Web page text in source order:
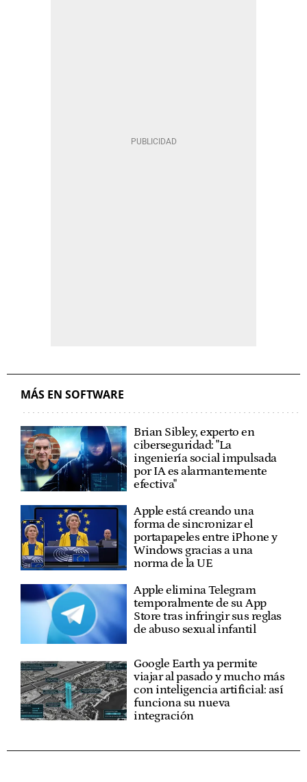
MÁS EN SOFTWARE
Brian Sibley, experto en
ciberseguridad: "La
ingeniería social impulsada
por IA es alarmantemente
efectiva"
Apple está creando una
forma de sincronizar el
portapapeles entre iPhone y
Windows gracias a una
norma de la UE
Apple elimina Telegram
temporalmente de su App
Store tras infringir sus reglas
de abuso sexual infantil
Google Earth ya permite
viajar al pasado y mucho más
con inteligencia artificial: así
funciona su nueva
integración